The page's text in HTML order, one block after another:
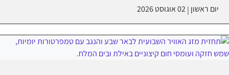
יום ראשון |02 אוגוסט 2026